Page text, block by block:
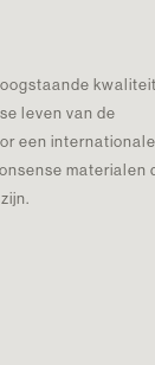
leven van de
een internationale
materialen